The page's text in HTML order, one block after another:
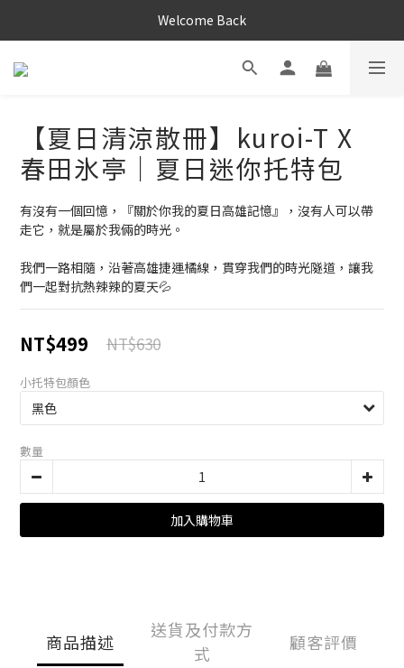
Welcome Back
【夏日清涼散冊】kuroi-T X
春田氷亭｜夏日迷你托特包
有沒有一個回憶，『關於你我的夏日高雄記憶』，沒有人可以帶
走它，就是屬於我倆的時光。
我們一路相隨，沿著高雄捷運橘線，貫穿我們的時光隧道，讓我
們一起對抗熱辣辣的夏天💦
NT$499 NT$630
小托特包顏色
數量
加入購物車
商品描述
送貨及付款方
式
顧客評價